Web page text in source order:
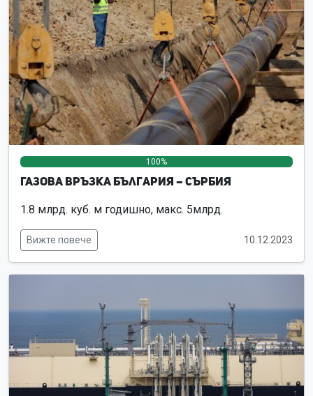
100%
Газова връзка България – Сърбия
1.8 млрд. куб. м годишно, макс. 5млрд.
Вижте повече 10.12.2023